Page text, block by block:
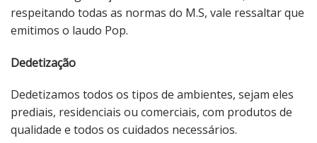
respeitando todas as normas do M.S, vale ressaltar que
emitimos o laudo Pop.
Dedetização
Dedetizamos todos os tipos de ambientes, sejam eles
prediais, residenciais ou comerciais, com produtos de
qualidade e todos os cuidados necessários.